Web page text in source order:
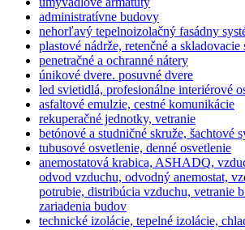
administratívne budovy
nehorľavý tepelnoizolačný fasádny
plastové nádrže, retenčné a skladovacie
penetračné a ochranné nátery
únikové dvere. posuvné dvere
led svietidlá, profesionálne interiérové
asfaltové emulzie, cestné komunikácie
rekuperačné jednotky, vetranie
betónové a studničné skruže, šachtové
tubusové osvetlenie, denné osvetlenie
anemostatová krabica, ASHADQ,
odvod vzduchu, odvodný anemostat,
potrubie, distribúcia vzduchu, vetranie
zariadenia budov
technické izolácie, tepelné izolácie,